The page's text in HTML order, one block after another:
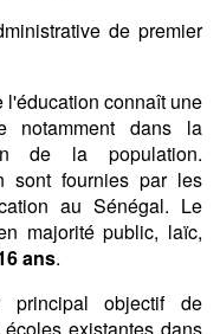
de premier
l'éducation connaît une
notamment dans la
de la population.
sont fournies par les
au Sénégal. Le
majorité public, laïc,
ans.
principal objectif de
existantes dans